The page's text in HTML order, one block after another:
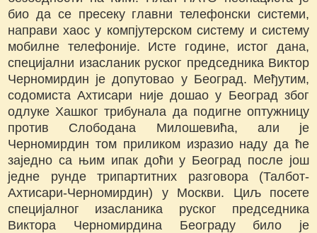
био да се пресеку главни телефонски системи,
направи хаос у компјутерском систему и систему
мобилне телефоније. Исте године, истог дана,
специјални изасланик руског председника Виктор
Черномирдин је допутовао у Београд. Међутим,
содомиста Ахтисари није дошао у Београд због
одлуке Хашког трибунала да подигне оптужницу
против Слободана Милошевића, али је
Черномирдин том приликом изразио наду да ће
заједно са њим ипак доћи у Београд после још
једне рунде трипартитних разговора (Талбот-
Ахтисари-Черномирдин) у Москви. Циљ посете
специјалног изасланика руског председника
Виктора Черномирдина Београду било је